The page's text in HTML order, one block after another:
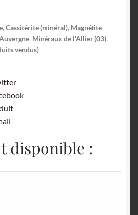
, Cassitérite (minéral), Magnétite
, Minéraux de l'Allier (03),
vendus)
disponible :